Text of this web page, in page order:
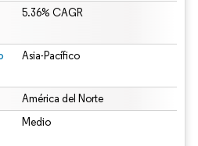
5.36% CAGR
Asia-Pacífico
América del Norte
Medio